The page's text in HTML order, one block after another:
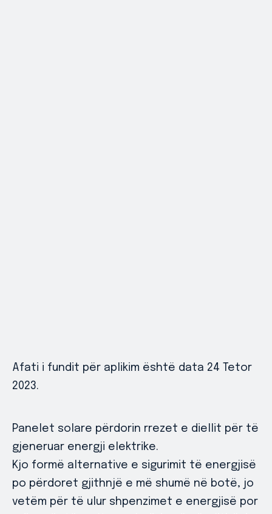
Afati i fundit për aplikim është data 24 Tetor
2023.
Panelet solare përdorin rrezet e diellit për të
gjeneruar energji elektrike.
Kjo formë alternative e sigurimit të energjisë
po përdoret gjithnjë e më shumë në botë, jo
vetëm për të ulur shpenzimet e energjisë por